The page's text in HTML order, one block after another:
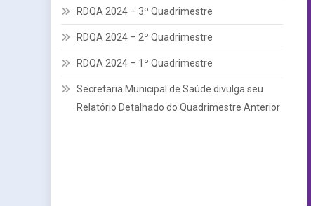
RDQA 2024 – 3º Quadrimestre
RDQA 2024 – 2º Quadrimestre
RDQA 2024 – 1º Quadrimestre
Secretaria Municipal de Saúde divulga seu
Relatório Detalhado do Quadrimestre Anterior